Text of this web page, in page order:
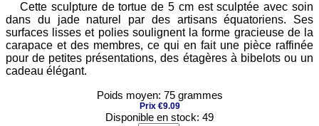
Cette sculpture de tortue de 5 cm est sculptée avec soin
dans du jade naturel par des artisans équatoriens. Ses
surfaces lisses et polies soulignent la forme gracieuse de la
carapace et des membres, ce qui en fait une pièce raffinée
pour de petites présentations, des étagères à bibelots ou un
cadeau élégant.
Poids moyen: 75 grammes
Prix €9.09
Disponible en stock: 49